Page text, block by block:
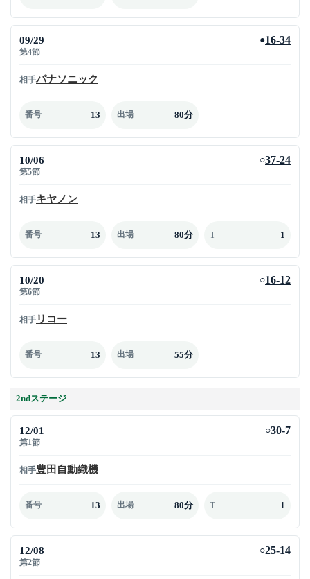
09/29
第4節
●16-34
相手パナソニック
番号 13 出場 80分
10/06
第5節
○37-24
相手キヤノン
番号 13 出場 80分 T 1
10/20
第6節
○16-12
相手 リコー
番号 13 出場 55分
2ndステージ
12/01
第1節
○30-7
相手豊田自動織機
番号 13 出場 80分 T 1
12/08
第2節
○25-14